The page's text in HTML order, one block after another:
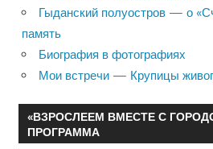
Гыданский полуостров — о
память
Биография в фотографиях
Мои встречи — Крупицы
«ВЗРОСЛЕЕМ ВМЕСТЕ С
ПРОГРАММА